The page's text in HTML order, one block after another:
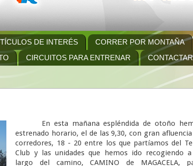
DE INTERÉS CORRER POR MONTAÑA
CIRCUITOS PARA ENTRENAR CONTACTAR
En esta mañana espléndida de otoño
estrenado horario, el de las 9,30, con gran afluencia
corredores, 18 - 20 entre los que partíamos del
Club y las unidades que hemos ido recogiendo
largo del camino, CAMINO de MAGACELA,